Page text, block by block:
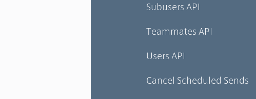
Subusers API
Teammates API
Users API
Cancel Scheduled Sends